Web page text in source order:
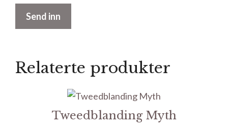
Relaterte produkter
Tweedblanding Myth